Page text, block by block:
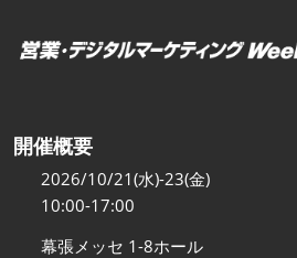
開催概要
2026/10/21(水)-23(金)
10:00-17:00
幕張メッセ 1-8ホール